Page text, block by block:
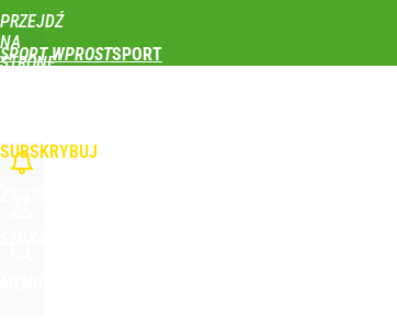
PRZEJDŹ
NA
STRONĘ
SPORT WPROST
SUBSKRYBUJ